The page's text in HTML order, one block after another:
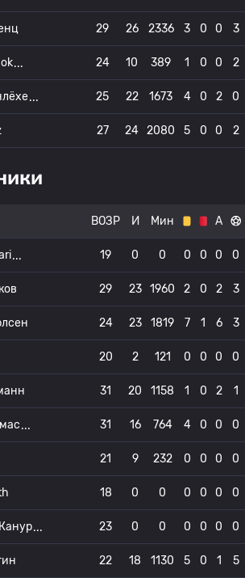
29 26 2336 3 0 0 3
24 10 389 1 0 0 2
25 22 1673 4 0 2 0
27 24 2080 5 0 0 2
ВОЗР И Мин А
19 0 0 0 0 0 0
29 23 1960 2 0 2 3
24 23 1819 7 1 6 3
20 2 121 0 0 0 0
31 20 1158 1 0 2 1
31 16 764 4 0 0 0
21 9 232 0 0 0 0
18 0 0 0 0 0 0
23 0 0 0 0 0 0
22 18 1130 5 0 1 5